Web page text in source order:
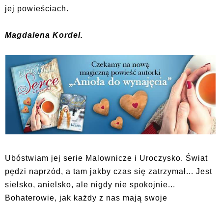
jej powieściach.
Magdalena Kordel.
Ubóstwiam jej serie Malownicze i Uroczysko. Świat
pędzi naprzód, a tam jakby czas się zatrzymał... Jest
sielsko, anielsko, ale nigdy nie spokojnie...
Bohaterowie, jak każdy z nas mają swoje